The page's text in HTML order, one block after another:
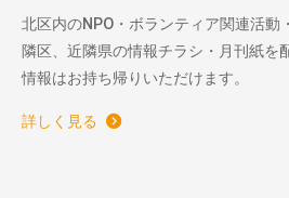
北区内のNPO・ボランティア関連活動
隣区、近隣県の情報チラシ・月刊紙を
情報はお持ち帰りいただけます。
詳しく見る